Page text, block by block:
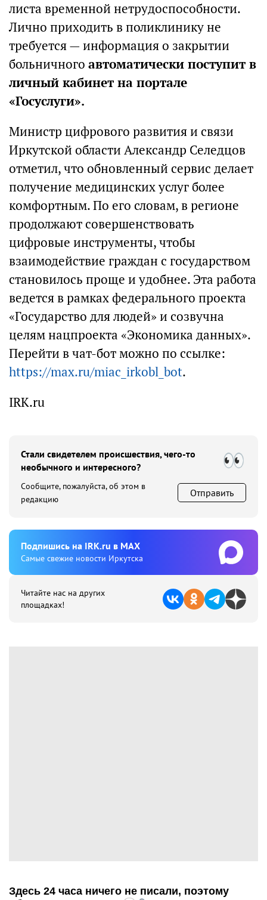
листа временной нетрудоспособности.
Лично приходить в поликлинику не
требуется — информация о закрытии
больничного автоматически поступит в
личный кабинет на портале
«Госуслуги».
Министр цифрового развития и связи
Иркутской области Александр Селедцов
отметил, что обновленный сервис делает
получение медицинских услуг более
комфортным. По его словам, в регионе
продолжают совершенствовать
цифровые инструменты, чтобы
взаимодействие граждан с государством
становилось проще и удобнее. Эта работа
ведется в рамках федерального проекта
«Государство для людей» и созвучна
целям нацпроекта «Экономика данных».
Перейти в чат-бот можно по ссылке:
https://max.ru/miac_irkobl_bot.
IRK.ru
Стали свидетелем происшествия, чего-то
необычного и интересного?
Сообщите, пожалуйста, об этом в
редакцию
Отправить
Подпишиcь на IRK.ru в MAX
Cамые свежие новости Иркутска
Читайте нас на других
площадках!
Здесь 24 часа ничего не писали, поэтому